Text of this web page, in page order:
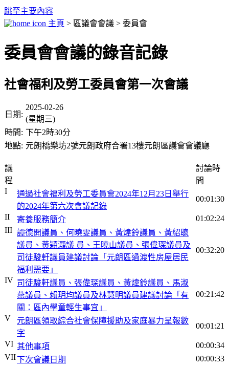
跳至主要內容
主頁 > 區議會會議 > 委員會
委員會會議的錄音記錄
社會福利及勞工委員會第一次會議
日期:
2025-02-26
(星期三)
時間: 下午2時30分
地點: 元朗橋樂坊2號元朗政府合署13樓元朗區議會會議廳
議
程
討論時
間
I
通過社會福利及勞工委員會2024年12月23日舉行
的2024年第六次會議記錄
00:01:30
II 寄養服務簡介
01:02:24
III 譚德開議員、何曉雯議員、黃煒鈴議員、黃紹聰
議員、黃穎灝議 員、王曉山議員、張偉琛議員及
司徒駿軒議員建議討論「元朗區過渡性房屋居民
福利需要」
00:32:20
IV 司徒駿軒議員、張偉琛議員、黃煒鈴議員、馬淑
燕議員、賴玥均議員及林慧明議員建議討論「有
關：區內學童輕生事宜」
00:21:42
V
元朗區領取綜合社會保障援助及家庭暴力呈報數
字
00:01:21
VI 其他事項
00:00:34
VII下次會議日期
00:00:33